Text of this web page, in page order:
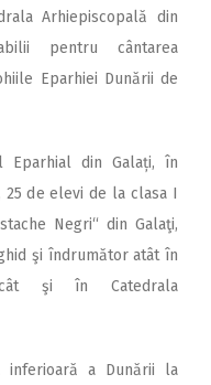
Arhiepiscopală din
pentru cântarea
Eparhiei Dunării de
din Galați, în
de elevi de la clasa I
Negri“ din Galaţi,
şi îndrumător atât în
şi în Catedrala
a Dunării la